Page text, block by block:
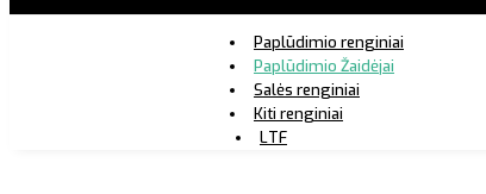
Paplūdimio renginiai
Paplūdimio Žaidėjai
Salės renginiai
Kiti renginiai
LTF